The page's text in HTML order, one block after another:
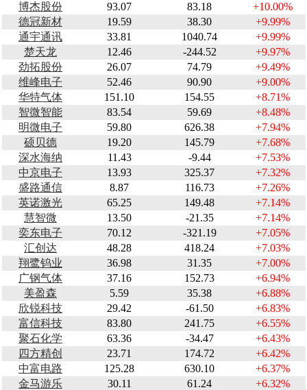
博杰股份
93.07 83.18
+10.00%
德冠新材
19.59 38.30
+9.99%
通宇通讯
33.81 1040.74
+9.99%
楚天龙
12.46 -244.52
+9.97%
劲拓股份
26.07 74.79
+9.49%
维峰电子
52.46 90.90
+9.00%
华特气体
151.10 154.55
+8.71%
智微智能
83.54 59.69
+8.48%
明微电子
59.80 626.38
+7.94%
硕贝德
19.20 145.79
+7.68%
深水海纳
11.43 -9.44
+7.53%
中京电子
13.93 325.37
+7.32%
盛路通信
8.87 116.73
+7.26%
英诺激光
65.25 149.48
+7.14%
慧智微
13.50 -21.35
+7.14%
奕东电子
70.12 -321.19
+7.05%
汇创达
48.28 418.24
+7.03%
翔鹭钨业
36.98 31.35
+7.00%
广钢气体
37.16 152.73
+6.94%
美盈森
5.59 35.38
+6.88%
欣锐科技
29.42 -61.50
+6.83%
富信科技
83.80 241.75
+6.55%
聚石化学
63.36 -34.47
+6.43%
四方精创
23.71 174.72
+6.42%
中富电路
125.28 630.10
+6.37%
金马游乐
30.11 61.24
+6.32%